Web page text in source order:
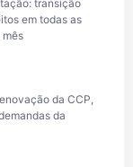
transição
em todas as
da CCP,
da